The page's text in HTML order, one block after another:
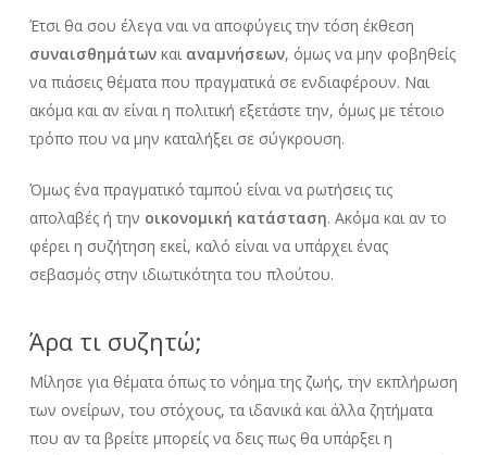
Έτσι θα σου έλεγα ναι να αποφύγεις την τόση έκθεση
συναισθημάτωνκαι αναμνήσεων, όμως να μην φοβηθείς
να πιάσεις θέματα που πραγματικά σε ενδιαφέρουν. Ναι
ακόμα και αν είναι η πολιτική εξετάστε την, όμως με τέτοιο
τρόπο που να μην καταλήξει σε σύγκρουση.
Όμως ένα πραγματικό ταμπού είναι να ρωτήσεις τις
απολαβές ή την οικονομική κατάσταση. Ακόμα και αν το
φέρει η συζήτηση εκεί, καλό είναι να υπάρχει ένας
σεβασμός στην ιδιωτικότητα του πλούτου.
Άρα τι συζητώ;
Μίλησε για θέματα όπως το νόημα της ζωής, την εκπλήρωση
των ονείρων, του στόχους, τα ιδανικά και άλλα ζητήματα
που αν τα βρείτε μπορείς να δεις πως θα υπάρξει η